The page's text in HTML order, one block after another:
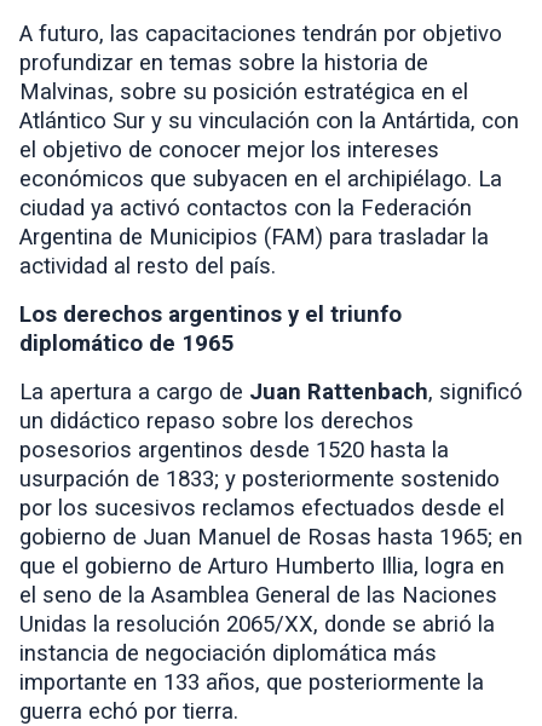
A futuro, las capacitaciones tendrán por objetivo
profundizar en temas sobre la historia de
Malvinas, sobre su posición estratégica en el
Atlántico Sur y su vinculación con la Antártida, con
el objetivo de conocer mejor los intereses
económicos que subyacen en el archipiélago. La
ciudad ya activó contactos con la Federación
Argentina de Municipios (FAM) para trasladar la
actividad al resto del país.
Los derechos argentinos y el triunfo
diplomático de 1965
La apertura a cargo de Juan Rattenbach, significó
un didáctico repaso sobre los derechos
posesorios argentinos desde 1520 hasta la
usurpación de 1833; y posteriormente sostenido
por los sucesivos reclamos efectuados desde el
gobierno de Juan Manuel de Rosas hasta 1965; en
que el gobierno de Arturo Humberto Illia, logra en
el seno de la Asamblea General de las Naciones
Unidas la resolución 2065/XX, donde se abrió la
instancia de negociación diplomática más
importante en 133 años, que posteriormente la
guerra echó por tierra.